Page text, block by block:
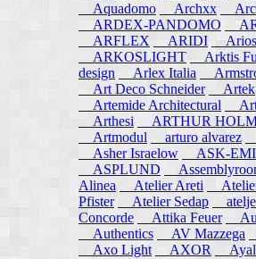
Aquadomo
Archxx
ARDEX-PANDOMO
ARFLEX
ARIDI
ARKOSLIGHT
Arktis
design
Arlex Italia
Art Deco Schneider
Artek
Artemide Architectural
Arthesi
ARTHUR
Artmodul
arturo alvarez
Asher Israelow
ASK-
ASPLUND
Alinea
Atelier Areti Atelier
Pfister
Atelier Sedap
Concorde
Attika Feuer
Authentics
AV Mazzega
Axo Light
AXOR Ayal